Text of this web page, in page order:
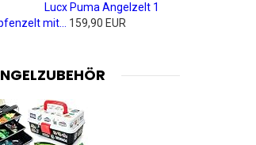
Lucx Puma Angelzelt 1
mit...
159,90 EUR